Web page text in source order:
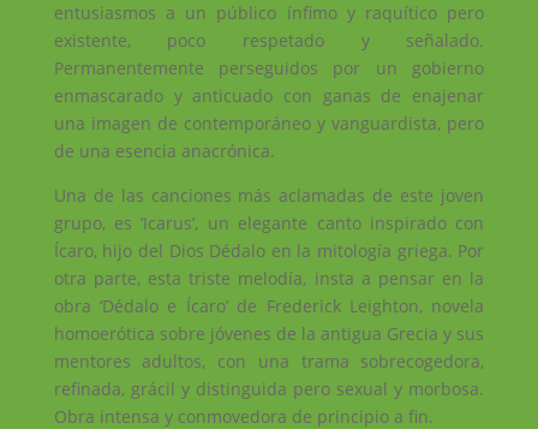
entusiasmos a un público ínfimo y raquítico pero
existente, poco respetado y señalado.
Permanentemente perseguidos por un gobierno
enmascarado y anticuado con ganas de enajenar
una imagen de contemporáneo y vanguardista, pero
de una esencia anacrónica.
Una de las canciones más aclamadas de este joven
grupo, es ‘Icarus’, un elegante canto inspirado con
Ícaro, hijo del Dios Dédalo en la mitología griega. Por
otra parte, esta triste melodía, insta a pensar en la
obra ‘Dédalo e Ícaro’ de Frederick Leighton, novela
homoerótica sobre jóvenes de la antigua Grecia y sus
mentores adultos, con una trama sobrecogedora,
refinada, grácil y distinguida pero sexual y morbosa.
Obra intensa y conmovedora de principio a fin.